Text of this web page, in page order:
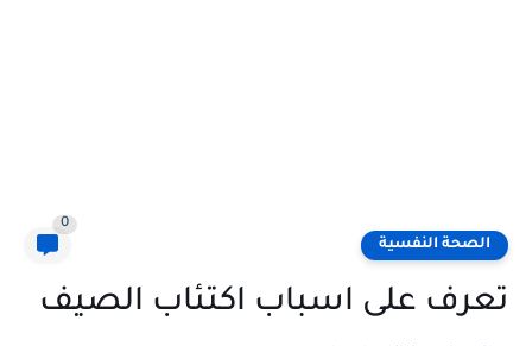
الصحة النفسية
0
تعرف على اسباب اكتئاب الصيف